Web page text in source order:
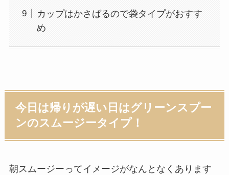
カップはかさばるので袋タイプがおすす
め
今日は帰りが遅い日はグリーンスプー
ンのスムージータイプ！
朝スムージーってイメージがなんとなくあります